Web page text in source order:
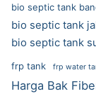
bio septic tank
bio septic tank
bio septic tank
frp tank frp water
Harga Bak